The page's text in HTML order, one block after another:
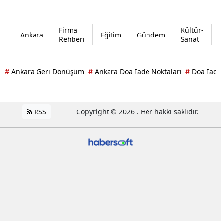
Ankara
Firma
Rehberi
Eğitim Gündem
Kültür-
Sanat
# Ankara Geri Dönüşüm # Ankara Doa İade Noktaları # Doa
RSS Copyright © 2026 . Her hakkı saklıdır.